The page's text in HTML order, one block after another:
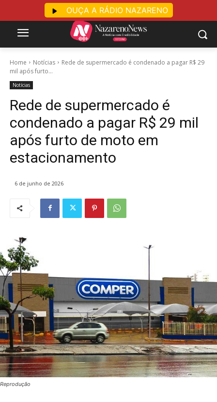
Home Notícias
Rede de supermercado é condenado a pagar R$ 29
mil após furto...
Notícias
Rede de supermercado é
condenado a pagar R$ 29 mil
após furto de moto em
estacionamento
6 de junho de 2026
Reprodução
OUÇA A RÁDIO NAZARENO